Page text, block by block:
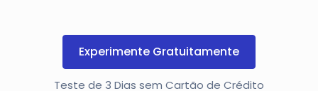
Experimente Gratuitamente
Teste de 3 Dias sem Cartão de Crédito